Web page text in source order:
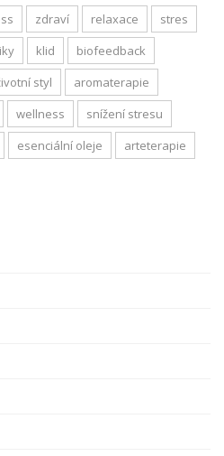
zdraví relaxace
stres
klid
biofeedback
styl
aromaterapie
wellness
snížení stresu
esenciální oleje arteterapie